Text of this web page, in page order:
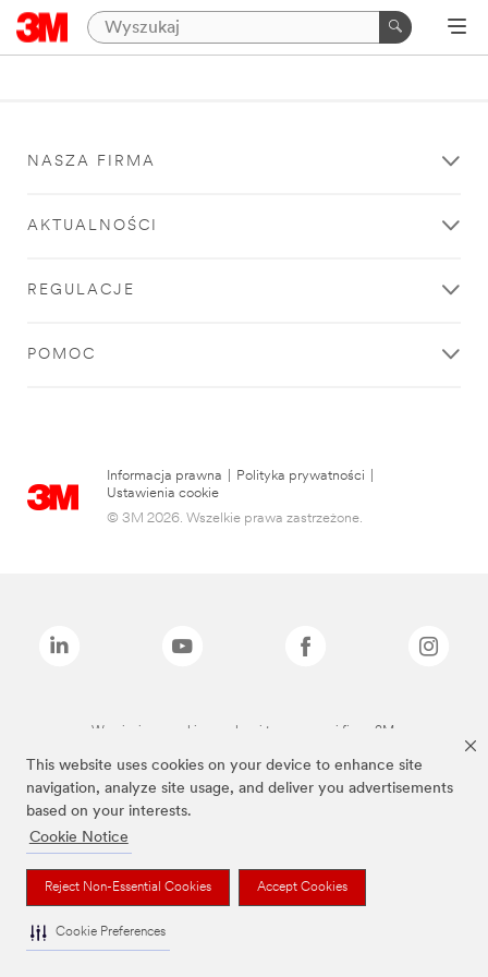
This website uses cookies on your device to enhance site
navigation, analyze site usage, and deliver you advertisements
based on your interests.
Cookie Notice
Reject Non-Essential Cookies Accept Cookies
Cookie Preferences
NASZA FIRMA
AKTUALNOŚCI
REGULACJE
POMOC
Informacja prawna Polityka prywatności
Ustawienia cookie
© 3M 2026. Wszelkie prawa zastrzeżone.
Wymienione marki są znakami towarowymi firmy 3M.